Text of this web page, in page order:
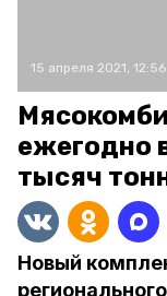
15 апреля 2021, 12:56
ежегодно
тысяч
Новый